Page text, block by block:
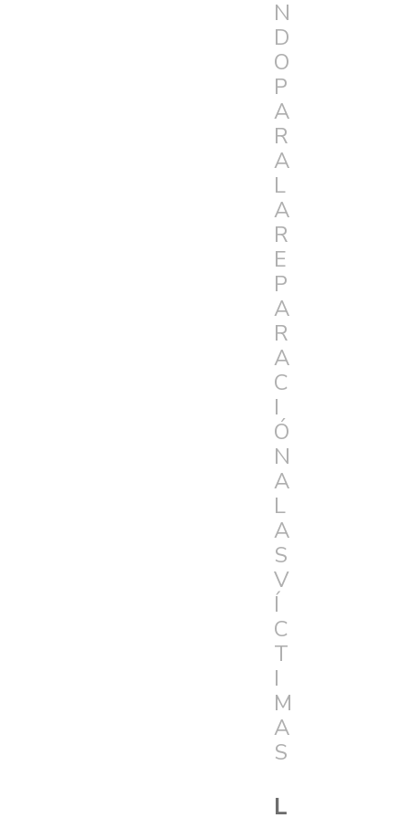
N
D
O
P
A
R
A
L
A
R
E
P
A
R
A
C
I
Ó
N
A
L
A
S
V
Í
C
T
I
M
A
S
L